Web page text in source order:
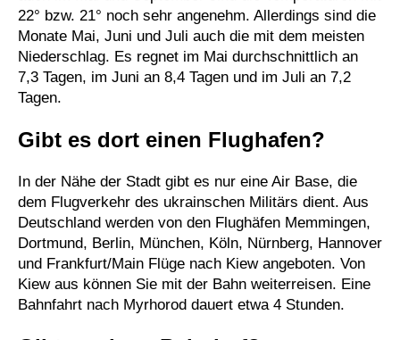
22° bzw. 21° noch sehr angenehm. Allerdings sind die
Monate Mai, Juni und Juli auch die mit dem meisten
Niederschlag. Es regnet im Mai durchschnittlich an
7,3 Tagen, im Juni an 8,4 Tagen und im Juli an 7,2
Tagen.
Gibt es dort einen Flughafen?
In der Nähe der Stadt gibt es nur eine Air Base, die
dem Flugverkehr des ukrainschen Militärs dient. Aus
Deutschland werden von den Flughäfen Memmingen,
Dortmund, Berlin, München, Köln, Nürnberg, Hannover
und Frankfurt/Main Flüge nach Kiew angeboten. Von
Kiew aus können Sie mit der Bahn weiterreisen. Eine
Bahnfahrt nach Myrhorod dauert etwa 4 Stunden.